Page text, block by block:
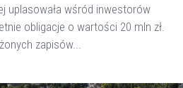
uplasowała wśród inwestorów
obligacje o wartości 20 mln zł.
zapisów...